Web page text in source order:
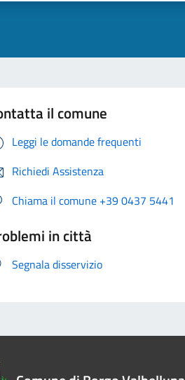
il comune
Leggi le domande frequenti
Richiedi Assistenza
Chiama il comune +39 0437 5441
in città
Segnala disservizio